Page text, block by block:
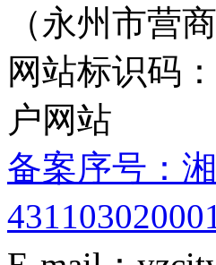
（永州市营
网站标识码
户网站
备案序号：